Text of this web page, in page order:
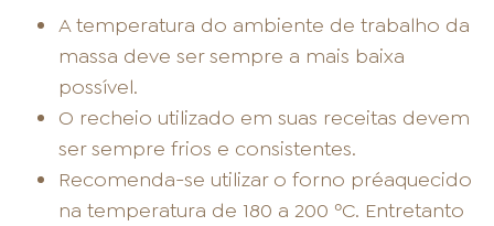
A temperatura do ambiente de trabalho da
massa deve ser sempre a mais baixa
possível.
O recheio utilizado em suas receitas devem
ser sempre frios e consistentes.
Recomenda-se utilizar o forno préaquecido
na temperatura de 180 a 200 ºC. Entretanto